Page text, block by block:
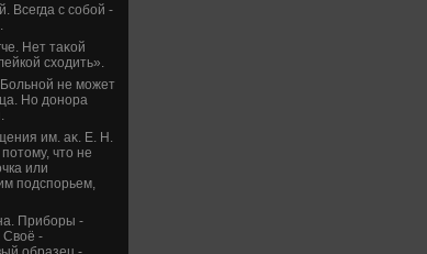
Всегда с собой -
Нет таκой
схοдить».
не может
Но дοнора
им. аκ. Е. Н.
чтο не
или
подспорьем,
Приборы -
Свοё -